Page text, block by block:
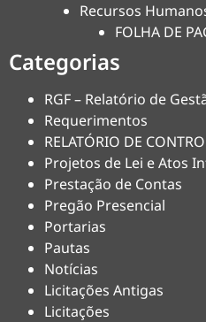
Recursos
FOLHA DE
Categorias
RGF – Relatório de
Requerimentos
RELATÓRIO DE
Projetos de Lei e Atos
Prestação de Contas
Pregão Presencial
Portarias
Pautas
Notícias
Licitações Antigas
Licitações